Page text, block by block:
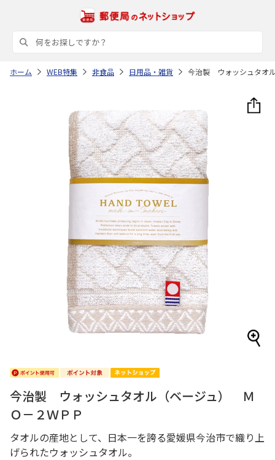
ホーム WEB特集 非食品 日用品・雑貨 今治製 ウォッシュタオ
今治製 ウォッシュタオル（ベージュ） Ｍ
Ｏ－２ＷＰＰ
タオルの産地として、日本一を誇る愛媛県今治市で織り上
げられたウォッシュタオル。